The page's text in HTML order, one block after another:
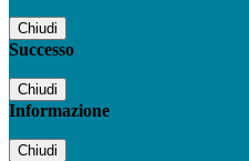
Chiudi
Successo
Chiudi
Informazione
Chiudi